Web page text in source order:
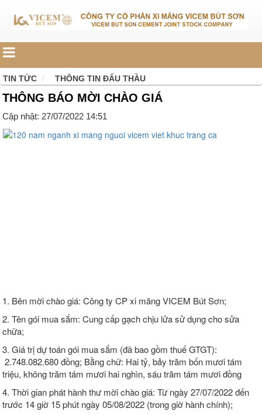
TIN TỨC THÔNG TIN ĐẤU THẦU
THÔNG BÁO MỜI CHÀO GIÁ
Cập nhật: 27/07/2022 14:51
1. Bên mời chào giá: Công ty CP xi măng VICEM Bút Sơn;
2. Tên gói mua sắm: Cung cấp gạch chịu lửa sử dụng cho sửa
chữa;
3. Giá trị dự toán gói mua sắm (đã bao gồm thuế GTGT):
2.748.082.680 đồng; Bằng chữ: Hai tỷ, bảy trăm bốn mươi tám
triệu, không trăm tám mươi hai nghìn, sáu trăm tám mươi đồng
4. Thời gian phát hành thư mời chào giá: Từ ngày 27/07/2022 đến
trước 14 giờ 15 phút ngày 05/08/2022 (trong giờ hành chính);